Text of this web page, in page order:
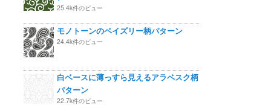
25.4k件のビュー
モノトーンのペイズリー柄パターン
24.4k件のビュー
白ベースに薄っすら見えるアラベスク柄
パターン
22.7k件のビュー